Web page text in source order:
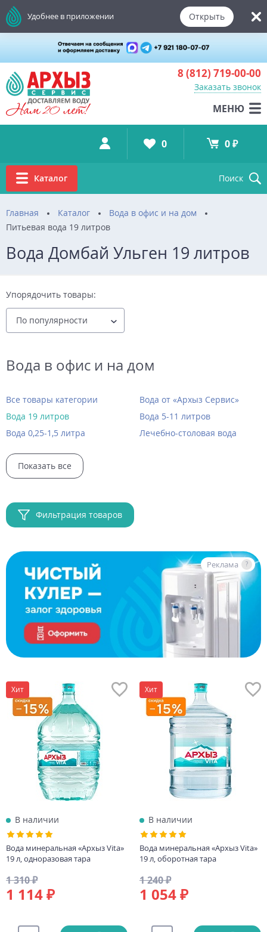
8 (812) 719-00-00
Заказать звонок
МЕНЮ
Удобнее в приложении Открыть
Каталог Поиск
0 0 ₽
Главная Каталог
Вода в офис и на дом
Питьевая вода 19 литров
Вода Домбай Ульген 19 литров
Упорядочить товары:
Реклама ?
Хит
В наличии
Вода минеральная «Архыз Vita»
19 л, одноразовая тара
1 310 ₽
1 114 ₽
Хит
В наличии
Вода минеральная «Архыз Vita»
19 л, оборотная тара
1 240 ₽
1 054 ₽
Вода в офис и на дом
Все товары категории
Вода от «Архыз Сервис»
Вода 19 литров
Вода 5-11 литров
Вода 0,25-1,5 литра
Лечебно-столовая вода
Показать все
Фильтрация товаров